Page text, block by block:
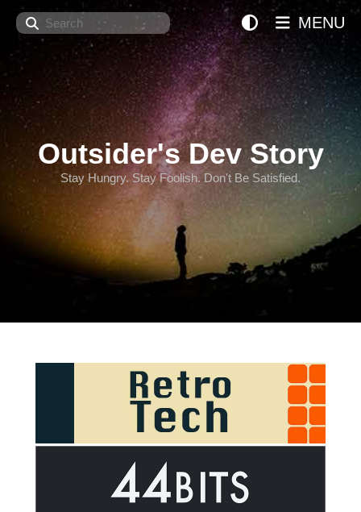
Search
Outsider's Dev Story
Stay Hungry. Stay Foolish. Don't Be Satisfied.
MENU